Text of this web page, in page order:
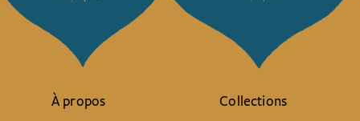
À propos Collections